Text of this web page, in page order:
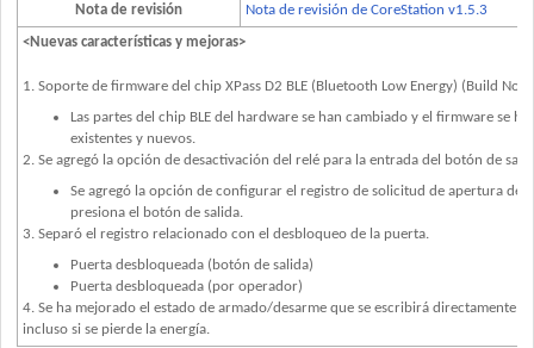
Nota de revisión Nota de revisión de CoreStation v1.5.3
<Nuevas características y mejoras>
1. Soporte de firmware del chip XPass D2 BLE (Bluetooth Low Energy) (Build No.
Las partes del chip BLE del hardware se han cambiado y el firmware se
existentes y nuevos.
2. Se agregó la opción de desactivación del relé para la entrada del botón de
Se agregó la opción de configurar el registro de solicitud de apertura
presiona el botón de salida.
3. Separó el registro relacionado con el desbloqueo de la puerta.
Puerta desbloqueada (botón de salida)
Puerta desbloqueada (por operador)
4. Se ha mejorado el estado de armado/desarme que se escribirá directamente
incluso si se pierde la energía.